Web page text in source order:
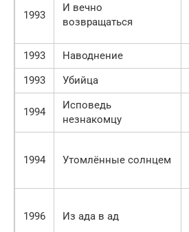
1993
И вечно
возвращаться
1993 Наводнение
1993
Убийца
1994
Исповедь
незнакомцу
1994 Утомлённые солнцем
1996 Из ада в ад